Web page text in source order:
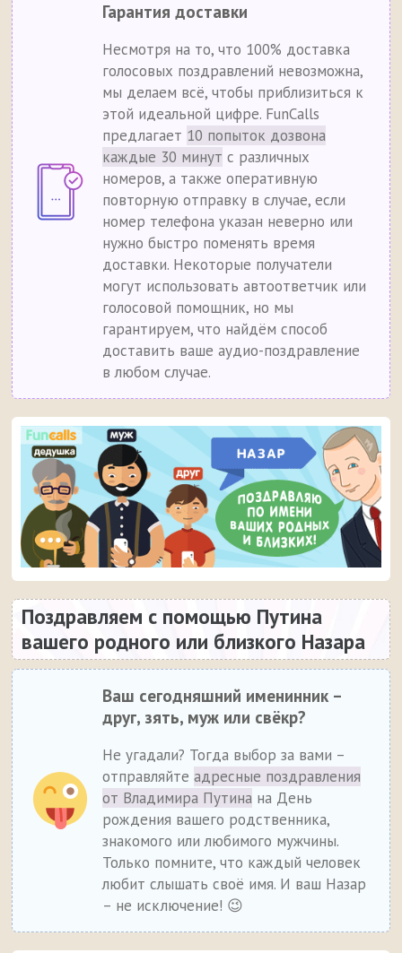
Гарантия доставки
Несмотря на то, что 100% доставка
голосовых поздравлений невозможна,
мы делаем всё, чтобы приблизиться к
этой идеальной цифре. FunCalls
предлагает 10 попыток дозвона
каждые 30 минут с различных
номеров, а также оперативную
повторную отправку в случае, если
номер телефона указан неверно или
нужно быстро поменять время
доставки. Некоторые получатели
могут использовать автоответчик или
голосовой помощник, но мы
гарантируем, что найдём способ
доставить ваше аудио-поздравление
в любом случае.
Поздравляем с помощью Путина
вашего родного или близкого Назара
Ваш сегодняшний именинник –
друг, зять, муж или свёкр?
Не угадали? Тогда выбор за вами –
отправляйтеадресные поздравления
от Владимира Путина на День
рождения вашего родственника,
знакомого или любимого мужчины.
Только помните, что каждый человек
любит слышать своё имя. И ваш Назар
– не исключение! 😉